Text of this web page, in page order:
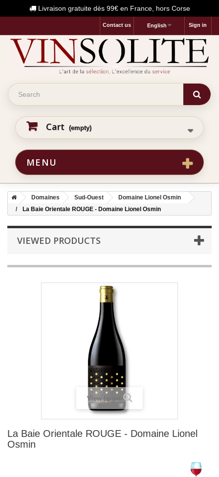
Livraison gratuite dès 99€ en France, hors Corse
Sign in
English
Contact us
Cart (empty)
MENU
Domaines Sud-Ouest
Domaine Lionel Osmin
La Baie Orientale ROUGE - Domaine Lionel Osmin
VIEWED PRODUCTS
View larger
La Baie Orientale ROUGE - Domaine Lionel
Osmin